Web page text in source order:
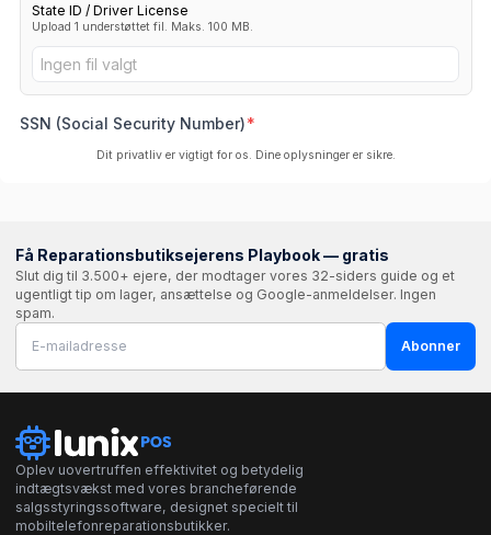
State ID / Driver License
Upload 1 understøttet fil. Maks. 100 MB.
Ingen fil valgt
SSN (Social Security Number)
Dit privatliv er vigtigt for os. Dine oplysninger er sikre.
Få Reparationsbutiksejerens Playbook — gratis
Slut dig til 3.500+ ejere, der modtager vores 32-siders guide og et
ugentligt tip om lager, ansættelse og Google-anmeldelser. Ingen
spam.
Abonner
Oplev uovertruffen effektivitet og betydelig
indtægtsvækst med vores brancheførende
salgsstyringssoftware, designet specielt til
mobiltelefonreparationsbutikker.